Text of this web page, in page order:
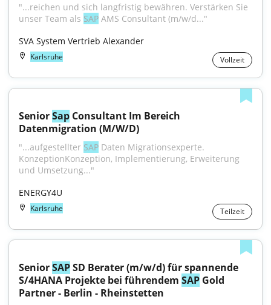
"...reichen und sich langfristig bewähren. Verstärken Sie
unser Team als SAP AMS Consultant (m/w/d..."
SVA System Vertrieb Alexander
Karlsruhe Vollzeit
Senior Sap Consultant Im Bereich
Datenmigration (M/W/D)
"...aufgestellter SAP Daten Migrationsexperte.
KonzeptionKonzeption, Implementierung, Erweiterung
und Umsetzung..."
ENERGY4U
Karlsruhe Teilzeit
Senior SAP SD Berater (m/w/d) für spannende
S/4HANA Projekte bei führendem SAP Gold
Partner - Berlin - Rheinstetten